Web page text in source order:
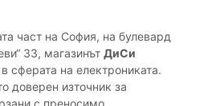
част на София, на булевард
33, магазинът ДиСи
сферата на електрониката.
доверен източник за
с преносимо